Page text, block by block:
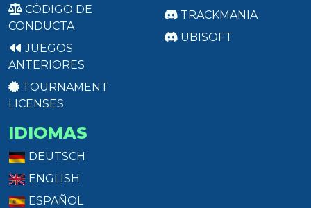
CÓDIGO DE
CONDUCTA
JUEGOS
ANTERIORES
TOURNAMENT
LICENSES
TRACKMANIA
UBISOFT
IDIOMAS
DEUTSCH
ENGLISH
ESPAÑOL